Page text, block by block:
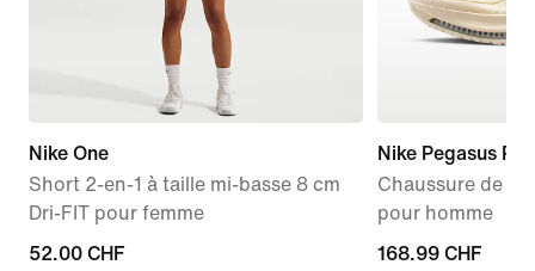
Nike One
Short 2-en-1 à taille mi-basse 8 cm
Dri-FIT pour femme
52.00 CHF
52.00 CHF
Nike Pegasus
Chaussure de
pour homme
current
168.99 CHF